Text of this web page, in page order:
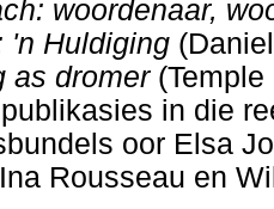
woordenaar,
'n Huldiging
as dromer
in die
oor Elsa
Rousseau en